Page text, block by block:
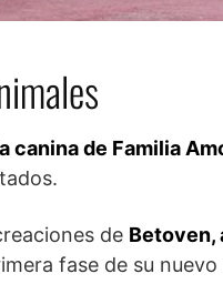
canina de Familia
de Betoven,
fase de su